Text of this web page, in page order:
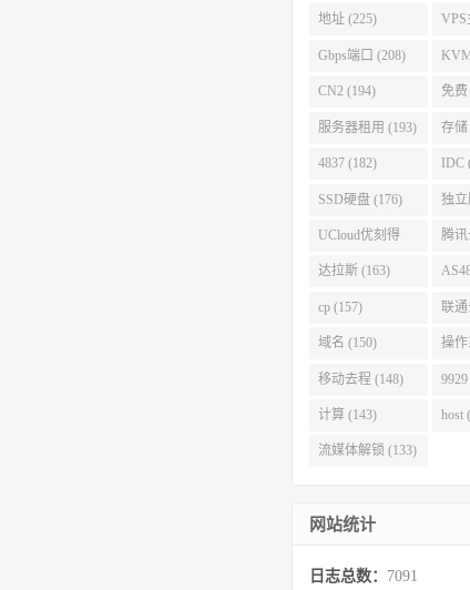
地址 (225) VPS
Gbps端口 (208)
CN2 (194) 免费
服务器租用 (193) 存储
4837 (182) IDC
SSD硬盘 (176) 独立
(175)
UCloud优刻得
(168)
腾讯
达拉斯 (163)
cp (157) 联通
域名 (150) 操作
移动去程 (148)
计算 (143) host
流媒体解锁 (133)
网站统计
日志总数： 7091